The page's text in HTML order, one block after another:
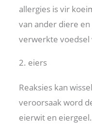
allergies is vir
van ander diere
verwerkte voedsel
2. eiers
Reaksies kan
veroorsaak word
eierwit en